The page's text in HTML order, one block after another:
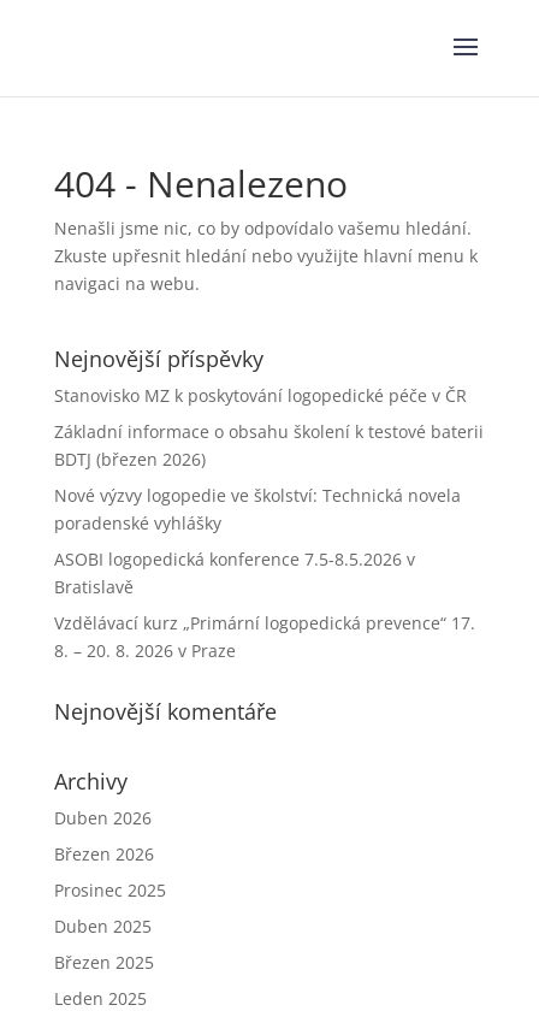
404 - Nenalezeno
Nenašli jsme nic, co by odpovídalo vašemu hledání.
Zkuste upřesnit hledání nebo využijte hlavní menu k
navigaci na webu.
Nejnovější příspěvky
Stanovisko MZ k poskytování logopedické péče v ČR
Základní informace o obsahu školení k testové baterii
BDTJ (březen 2026)
Nové výzvy logopedie ve školství: Technická novela
poradenské vyhlášky
ASOBI logopedická konference 7.5-8.5.2026 v
Bratislavě
Vzdělávací kurz „Primární logopedická prevence“ 17.
8. – 20. 8. 2026 v Praze
Nejnovější komentáře
Archivy
Duben 2026
Březen 2026
Prosinec 2025
Duben 2025
Březen 2025
Leden 2025